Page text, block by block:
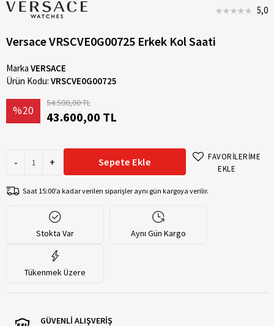
5,0
Versace VRSCVE0G00725 Erkek Kol Saati
Marka VERSACE
Ürün Kodu: VRSCVE0G00725
%20
54.500,00 TL
43.600,00 TL
- + Sepete Ekle
FAVORİLERİME
EKLE
Saat 15:00’a kadar verilen siparişler aynı gün kargoya verilir.
Stokta Var Aynı Gün Kargo
Tükenmek Üzere
GÜVENLİ ALIŞVERİŞ